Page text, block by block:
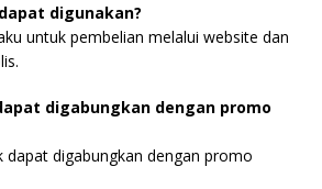
digunakan?
untuk pembelian melalui website dan
digabungkan dengan promo
dapat digabungkan dengan promo